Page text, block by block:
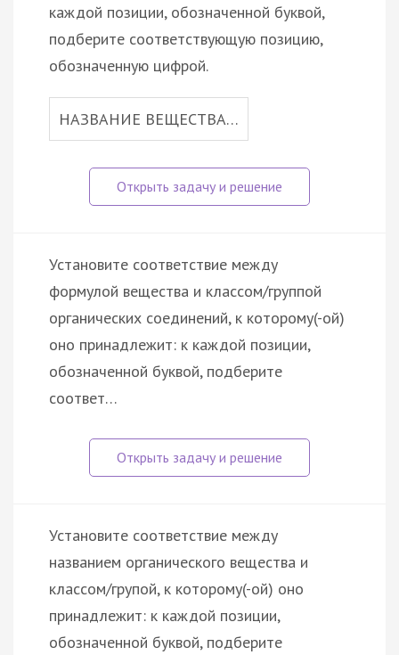
каждой позиции, обозначенной буквой,
подберите соответствующую позицию,
обозначенную цифрой.
НАЗВАНИЕ ВЕЩЕСТВА…
Установите соответствие между
формулой вещества и классом/группой
органических соединений, к которому(-ой)
оно принадлежит: к каждой позиции,
обозначенной буквой, подберите
соответ…
Установите соответствие между
названием органического вещества и
классом/групой, к которому(-ой) оно
принадлежит: к каждой позиции,
обозначенной буквой, подберите